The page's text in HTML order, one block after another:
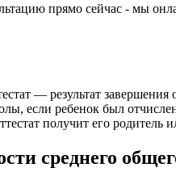
прямо сейчас - мы
— результат
если ребенок был
получит его
среднего